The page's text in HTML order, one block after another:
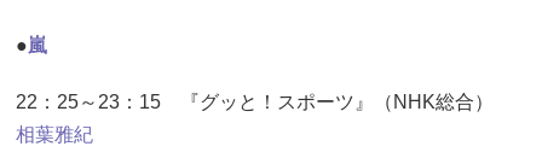
●嵐
22：25～23：15 『グッと！スポーツ』（NHK総合）
相葉雅紀